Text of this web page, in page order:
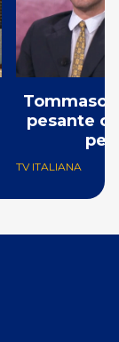
Tommaso
pesante
per
TV ITALIANA